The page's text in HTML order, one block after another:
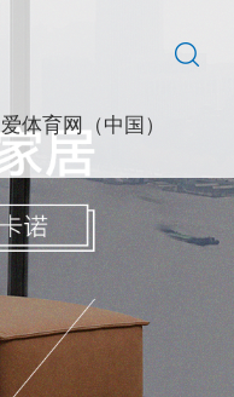
爱体育网（中国）